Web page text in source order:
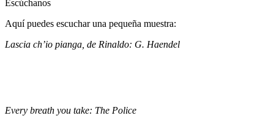
Escúchanos
Aquí puedes escuchar una pequeña muestra:
Lascia ch’io pianga, de Rinaldo: G. Haendel
Every breath you take: The Police